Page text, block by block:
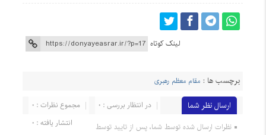
لینک کوتاه
برچسب ها : مقام معظم رهبری
ارسال نظر شما مجموع نظرات : 0
در انتظار بررسی : 0
انتشار یافته : 0
نظرات ارسال شده توسط شما، پس از تایید توسط